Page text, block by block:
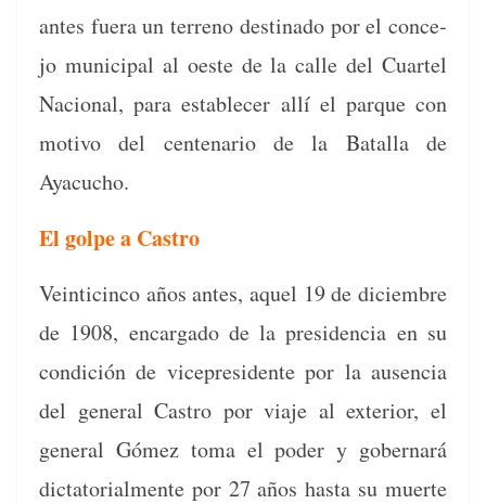
antes fuera un ter­reno des­ti­na­do por el con­ce­
jo munic­i­pal al oeste de la calle del Cuar­tel
Nacional, para estable­cer allí el par­que con
moti­vo del cen­te­nario de la Batal­la de
Ayacucho.
El golpe a Castro
Vein­ticin­co años antes, aquel 19 de diciem­bre
de 1908, encar­ga­do de la pres­i­den­cia en su
condi­ción de vicepres­i­dente por la ausen­cia
del gen­er­al Cas­tro por via­je al exte­ri­or, el
gen­er­al Gómez toma el poder y gob­ernará
dic­ta­to­rial­mente por 27 años has­ta su muerte